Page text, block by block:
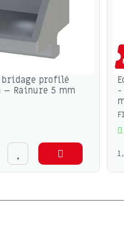
bridage profilé
Rainure 5 mm
-